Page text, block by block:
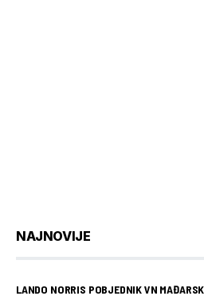
NAJNOVIJE
LANDO NORRIS POBJEDNIK VN